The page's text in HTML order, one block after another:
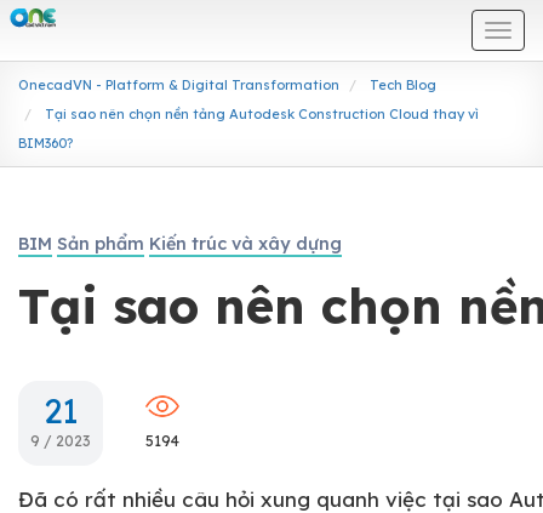
OnecadVN - Platform & Digital Transformation
Tech Blog
Tại sao nên chọn nền tảng Autodesk Construction Cloud thay vì
BIM360?
BIM Sản phẩm Kiến trúc và xây dựng
Tại sao nên chọn
21
9 / 2023 5194
Đã có rất nhiều câu hỏi xung quanh việc tại sao